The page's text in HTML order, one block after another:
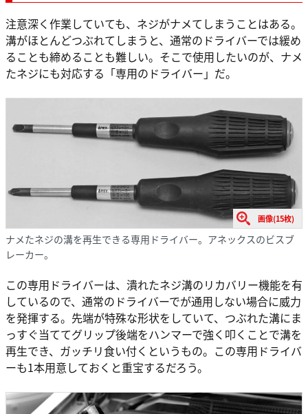
注意深く作業していても、ネジがナメてしまうことはある。
溝がほとんどつぶれてしまうと、通常のドライバーでは緩め
ることも締めることも難しい。そこで使用したいのが、ナメ
たネジにも対応する「専用のドライバー」だ。
画像(15枚)
ナメたネジの溝を再生できる専用ドライバー。アネックスのビスブ
レーカー。
この専用ドライバーは、潰れたネジ溝のリカバリー機能を有
しているので、通常のドライバーでが通用しない場合に威力
を発揮する。先端が特殊な形状をしていて、つぶれた溝にま
っすぐ当ててグリップ後端をハンマーで強く叩くことで溝を
再生でき、ガッチリ食い付くというもの。この専用ドライバ
ーも1本用意しておくと重宝するだろう。